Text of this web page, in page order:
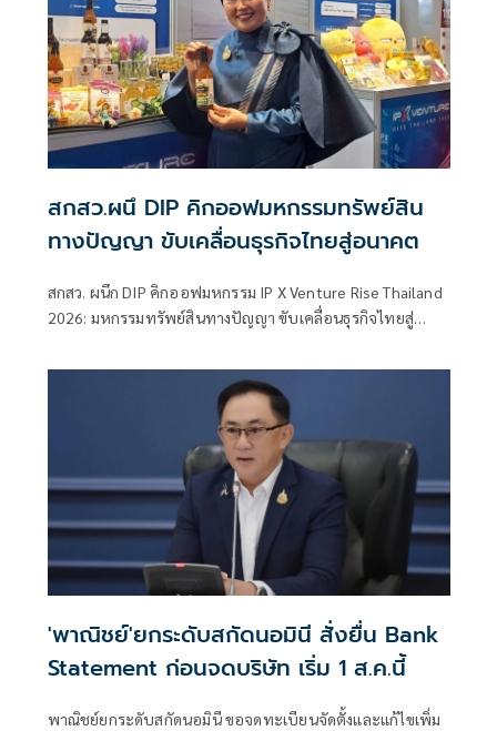
สกสว.ผนึ DIP คิกออฟมหกรรมทรัพย์สิน
ทางปัญญา ขับเคลื่อนธุรกิจไทยสู่อนาคต
สกสว. ผนึก DIP คิกออฟมหกรรม IP X Venture Rise Thailand
2026: มหกรรมทรัพย์สินทางปัญญา ขับเคลื่อนธุรกิจไทยสู่
กองทุน ววน. เพิ่มคุณค่างานวิจัยไทย
'พาณิชย์'ยกระดับสกัดนอมินี สั่งยื่น Bank
Statement ก่อนจดบริษัท เริ่ม 1 ส.ค.นี้
พาณิชย์ยกระดับสกัดนอมินี ขอจดทะเบียนจัดตั้งและแก้ไขเพิ่ม